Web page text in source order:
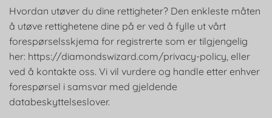
Hvordan utøver du dine rettigheter? Den enkleste måten
å utøve rettighetene dine på er ved å fylle ut vårt
forespørselsskjema for registrerte som er tilgjengelig
her: https://diamondswizard.com/privacy-policy, eller
ved å kontakte oss. Vi vil vurdere og handle etter enhver
forespørsel i samsvar med gjeldende
databeskyttelseslover.